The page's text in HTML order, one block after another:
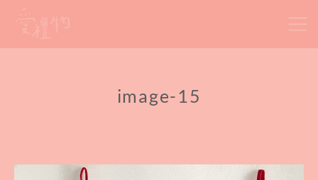
image-15